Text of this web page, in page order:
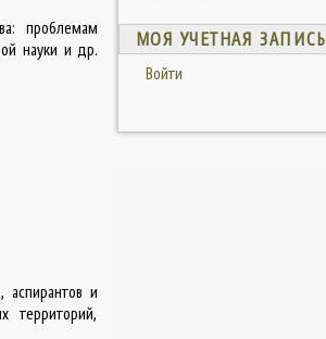
проблемам
науки и др.
аспирантов и
территорий,
МОЯ УЧЕТНАЯ ЗАПИСЬ
Войти